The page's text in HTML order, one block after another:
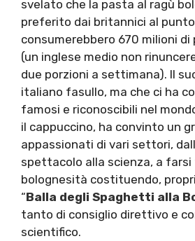
svelato che la pasta al ragù
preferito dai britannici al
consumerebbero 670 milioni di
(un inglese medio non
due porzioni a settimana). Il
italiano fasullo, ma che ci ha
famosi e riconoscibili nel
il cappuccino, ha convinto un
appassionati di vari settori,
spettacolo alla scienza, a
bolognesità costituendo,
“Balla degli Spaghetti alla
tanto di consiglio direttivo e
scientifico.